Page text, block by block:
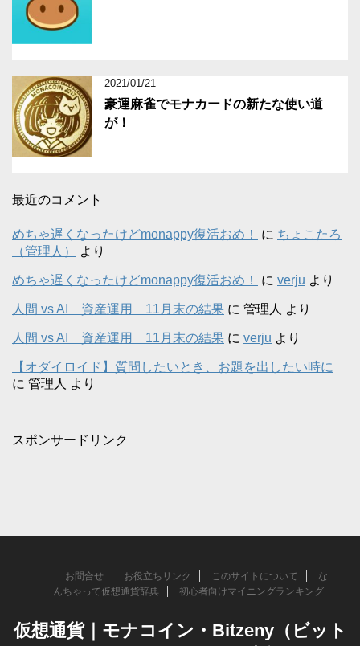
2021/01/21
豪運麻雀でモナカードの新たな使い道
が！
最近のコメント
めちゃ遅くなったけどmonappy復活おめ！ に ちょこたろ
（管理人）
より
めちゃ遅くなったけどmonappy復活おめ！ に verju より
人間 vs AI 資産運用 11月末の結果 に 管理人 より
人間 vs AI 資産運用 11月末の結果 に verju より
【オダイロイド】質問したいとき、お題を出したい時に
に 管理人 より
スポンサードリンク
お問合せ お役立ちリンク このサイトについて
な
んちゃって仮想通貨辞典
初心者向けマイニングランキング
仮想通貨｜モナコイン・Bitzeny（ビット